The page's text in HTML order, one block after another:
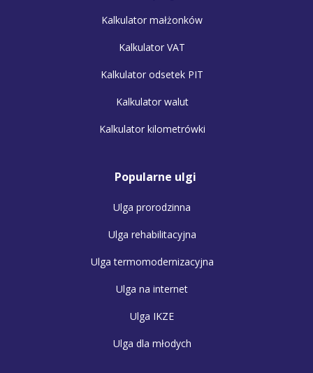
Kalkulator małżonków
Kalkulator VAT
Kalkulator odsetek PIT
Kalkulator walut
Kalkulator kilometrówki
Popularne ulgi
Ulga prorodzinna
Ulga rehabilitacyjna
Ulga termomodernizacyjna
Ulga na internet
Ulga IKZE
Ulga dla młodych